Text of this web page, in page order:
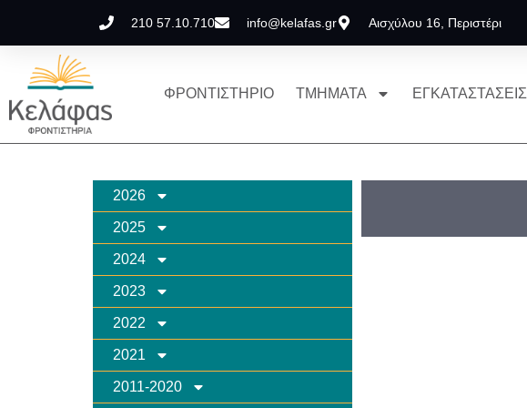
210 57.10.710 info@kelafas.gr Αισχύλου 16, Περιστέρι
ΦΡΟΝΤΙΣΤΗΡΙΟ ΤΜΗΜΑΤΑ ΕΓΚΑΤΑΣΤΑΣΕΙΣ
2026
2025
2024
2023
2022
2021
2011-2020